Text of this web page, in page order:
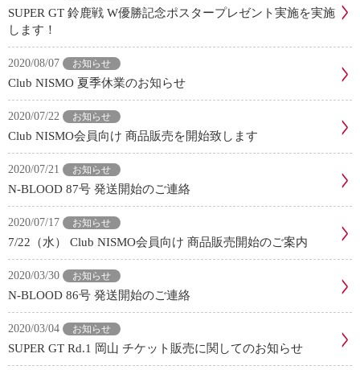
SUPER GT 鈴鹿戦 W優勝記念ポスタープレゼント実施を実施
します！
2020/08/07 お知らせ
Club NISMO 夏季休業のお知らせ
2020/07/22 お知らせ
Club NISMO会員向け 商品販売を開始致します
2020/07/21 お知らせ
N-BLOOD 87号 発送開始のご連絡
2020/07/17 お知らせ
7/22（水） Club NISMO会員向け 商品販売開始のご案内
2020/03/30 お知らせ
N-BLOOD 86号 発送開始のご連絡
2020/03/04 お知らせ
SUPER GT Rd.1 岡山 チケット販売に関してのお知らせ